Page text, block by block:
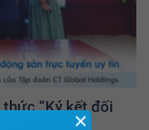
thức “Ký kết đối
✕